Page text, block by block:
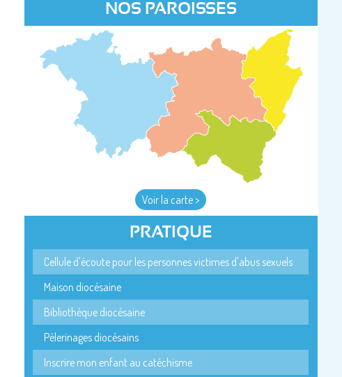
NOS PAROISSES
Voir la carte >
PRATIQUE
Cellule d'écoute pour les personnes victimes d'abus sexuels
Maison diocésaine
Bibliothèque diocésaine
Pèlerinages diocésains
Inscrire mon enfant au catéchisme